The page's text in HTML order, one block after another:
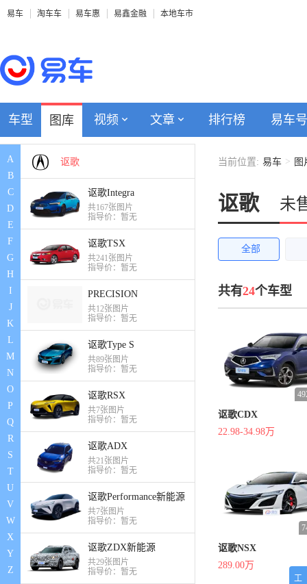
易车 淘车车 易车惠 易鑫金融 本地车市
车型 图库 视频 文章 排行榜 易车号
A
B
C
D
E
F
G
H
I
J
K
L
M
N
O
P
Q
R
S
T
U
V
W
X
Y
Z
Nilu
欧拉
讴歌
讴歌Integra
共167张图片
指导价：暂无
讴歌TSX
共241张图片
指导价：暂无
PRECISION
共12张图片
指导价：暂无
讴歌Type S
共89张图片
指导价：暂无
讴歌RSX
共7张图片
指导价：暂无
讴歌ADX
共21张图片
指导价：暂无
讴歌Performance新能源
共7张图片
指导价：暂无
讴歌ZDX新能源
共29张图片
指导价：暂无
当前位置: 易车 > 图
讴歌 未
全部
共有24个车型
讴歌CDX
22.98-34.98万
讴歌NSX
289.00万
工